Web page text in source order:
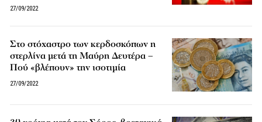
27/09/2022
Στο στόχαστρο των κερδοσκόπων η
στερλίνα μετά τη Μαύρη Δευτέρα –
Πού «βλέπουν» την ισοτιμία
27/09/2022